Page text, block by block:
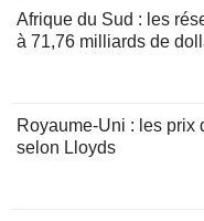
Afrique du Sud : les
à 71,76 milliards de
Royaume-Uni : les prix
selon Lloyds